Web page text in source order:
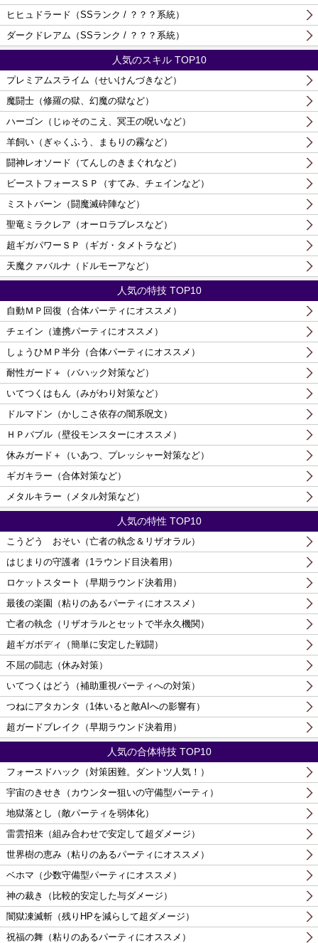
ヒヒュドラード（SSランク / ？？？系統）
ダークドレアム（SSランク / ？？？系統）
人気のスキル TOP10
プレミアムスライム（せいけんづきなど）
魔闘士（修羅の獄、幻魔の獄など）
ハーゴン（じゅそのこえ、冥王の呪いなど）
羊飼い（ぎゃくふう、まもりの霧など）
闘神レオソード（てんしのきまぐれなど）
ビーストフォースＳＰ（すてみ、チェインなど）
ミストバーン（闘魔滅砕陣など）
聖竜ミラクレア（オーロラブレスなど）
超ギガパワーＳＰ（ギガ・タメトラなど）
天魔クァバルナ（ドルモーアなど）
人気の特技 TOP10
自動ＭＰ回復（合体パーティにオススメ）
チェイン（連携パーティにオススメ）
しょうひＭＰ半分（合体パーティにオススメ）
耐性ガード＋（バハック対策など）
いてつくはもん（みがわり対策など）
ドルマドン（かしこさ依存の闇系呪文）
ＨＰバブル（壁役モンスターにオススメ）
休みガード＋（いあつ、プレッシャー対策など）
ギガキラー（合体対策など）
メタルキラー（メタル対策など）
人気の特性 TOP10
こうどう おそい（亡者の執念＆リザオラル）
はじまりの守護者（1ラウンド目決着用）
ロケットスタート（早期ラウンド決着用）
最後の楽園（粘りのあるパーティにオススメ）
亡者の執念（リザオラルとセットで半永久機関）
超ギガボディ（簡単に安定した戦闘）
不屈の闘志（休み対策）
いてつくはどう（補助重視パーティへの対策）
つねにアタカンタ（1体いると敵AIへの影響有）
超ガードブレイク（早期ラウンド決着用）
人気の合体特技 TOP10
フォースドハック（対策困難。ダントツ人気！）
宇宙のきせき（カウンター狙いの守備型パーティ）
地獄落とし（敵パーティを弱体化）
雷雲招来（組み合わせで安定して超ダメージ）
世界樹の恵み（粘りのあるパーティにオススメ）
ベホマ（少数守備型パーティにオススメ）
神の裁き（比較的安定した与ダメージ）
闇獄凍滅斬（残りHPを減らして超ダメージ）
祝福の舞（粘りのあるパーティにオススメ）